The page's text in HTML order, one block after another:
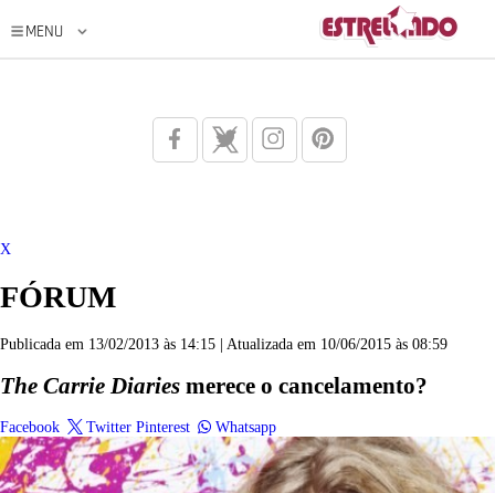
X
FÓRUM
Publicada em 13/02/2013 às 14:15 | Atualizada em 10/06/2015 às 08:59
The Carrie Diaries merece o cancelamento?
Facebook Twitter Pinterest Whatsapp